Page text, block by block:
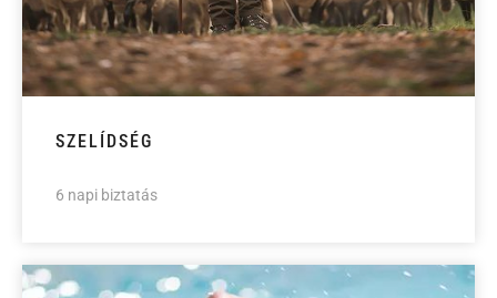
SZELÍDSÉG
6 napi biztatás